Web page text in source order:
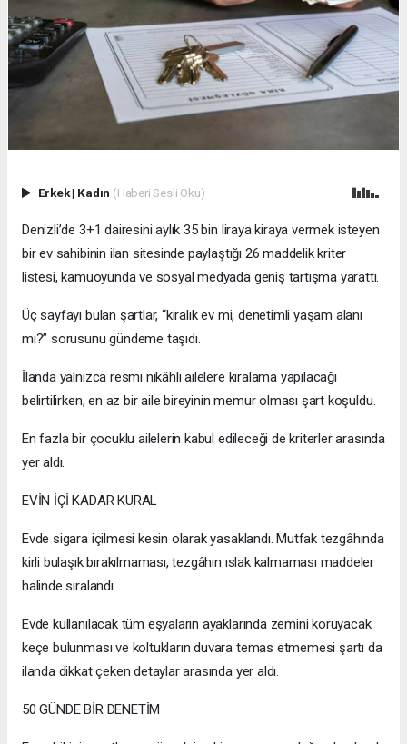
Erkek| Kadın (Haberi Sesli Oku)
Denizli’de 3+1 dairesini aylık 35 bin liraya kiraya vermek isteyen
bir ev sahibinin ilan sitesinde paylaştığı 26 maddelik kriter
listesi, kamuoyunda ve sosyal medyada geniş tartışma yarattı.
Üç sayfayı bulan şartlar, “kiralık ev mi, denetimli yaşam alanı
mı?” sorusunu gündeme taşıdı.
İlanda yalnızca resmi nikâhlı ailelere kiralama yapılacağı
belirtilirken, en az bir aile bireyinin memur olması şart koşuldu.
En fazla bir çocuklu ailelerin kabul edileceği de kriterler arasında
yer aldı.
EVİN İÇİ KADAR KURAL
Evde sigara içilmesi kesin olarak yasaklandı. Mutfak tezgâhında
kirli bulaşık bırakılmaması, tezgâhın ıslak kalmaması maddeler
halinde sıralandı.
Evde kullanılacak tüm eşyaların ayaklarında zemini koruyacak
keçe bulunması ve koltukların duvara temas etmemesi şartı da
ilanda dikkat çeken detaylar arasında yer aldı.
50 GÜNDE BİR DENETİM